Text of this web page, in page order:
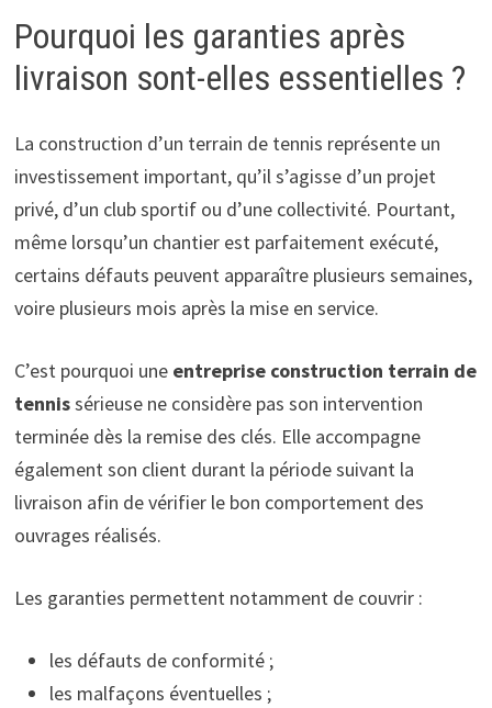
Pourquoi les garanties après
livraison sont-elles essentielles ?
La construction d’un terrain de tennis représente un
investissement important, qu’il s’agisse d’un projet
privé, d’un club sportif ou d’une collectivité. Pourtant,
même lorsqu’un chantier est parfaitement exécuté,
certains défauts peuvent apparaître plusieurs semaines,
voire plusieurs mois après la mise en service.
C’est pourquoi une entreprise construction terrain de
tennissérieuse ne considère pas son intervention
terminée dès la remise des clés. Elle accompagne
également son client durant la période suivant la
livraison afin de vérifier le bon comportement des
ouvrages réalisés.
Les garanties permettent notamment de couvrir :
les défauts de conformité ;
les malfaçons éventuelles ;